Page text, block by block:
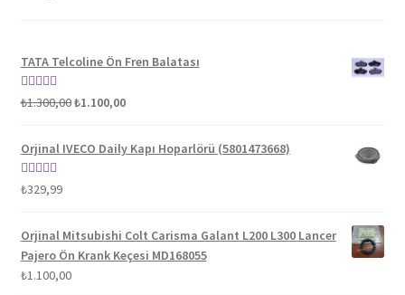
TATA Telcoline Ön Fren Balatası
5 üzerinden
₺1.300,00Orijinal
₺1.300,00.
₺1.100,00Şu
fiyat:
₺1.100,00.
Orjinal IVECO Daily Kapı Hoparlörü (5801473668)
5 üzerinden
₺329,99
Orjinal Mitsubishi Colt Carisma Galant L200 L300 Lancer
Pajero Ön Krank Keçesi MD168055
₺1.100,00